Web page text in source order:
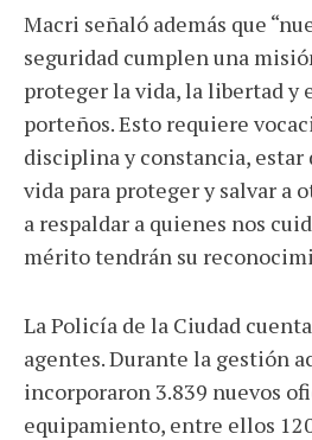
Macri señaló además que
seguridad cumplen una
proteger la vida, la libertad y
porteños. Esto requiere
disciplina y constancia, estar
vida para proteger y salvar a
a respaldar a quienes nos
mérito tendrán su
La Policía de la Ciudad
agentes. Durante la gestión
incorporaron 3.839 nuevos
equipamiento, entre ellos